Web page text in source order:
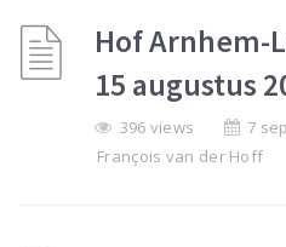
Hof Arnhem-
15 augustus
396 views
7
François van der Hoff